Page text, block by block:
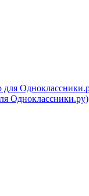
Одноклассники.ру)